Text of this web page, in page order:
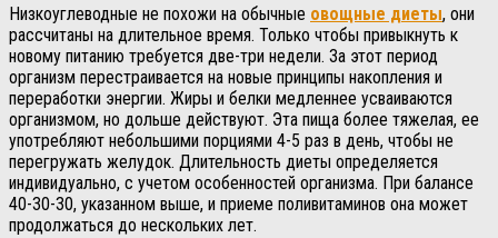
Низкоуглеводные не похожи на обычные овощные диеты, они
рассчитаны на длительное время. Только чтобы привыкнуть к
новому питанию требуется две-три недели. За этот период
организм перестраивается на новые принципы накопления и
переработки энергии. Жиры и белки медленнее усваиваются
организмом, но дольше действуют. Эта пища более тяжелая, ее
употребляют небольшими порциями 4-5 раз в день, чтобы не
перегружать желудок. Длительность диеты определяется
индивидуально, с учетом особенностей организма. При балансе
40-30-30, указанном выше, и приеме поливитаминов она может
продолжаться до нескольких лет.